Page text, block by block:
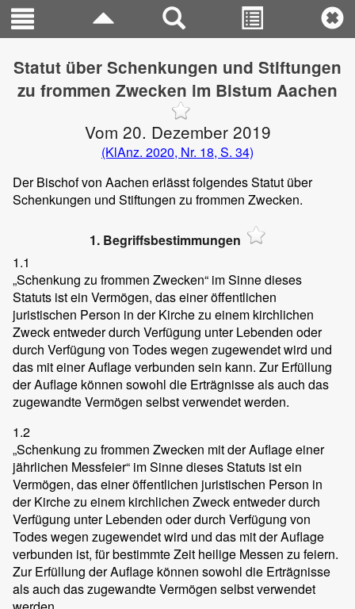
Statut über Schenkungen und Stiftungen
zu frommen Zwecken im Bistum Aachen
Vom 20. Dezember 2019
(KlAnz. 2020, Nr. 18, S. 34)
Der Bischof von Aachen erlässt folgendes Statut über
Schenkungen und Stiftungen zu frommen Zwecken.
1. Begriffsbestimmungen
1.1
„Schenkung zu frommen Zwecken“ im Sinne dieses
Statuts ist ein Vermögen, das einer öffentlichen
juristischen Person in der Kirche zu einem kirchlichen
Zweck entweder durch Verfügung unter Lebenden oder
durch Verfügung von Todes wegen zugewendet wird und
das mit einer Auflage verbunden sein kann. Zur Erfüllung
der Auflage können sowohl die Erträgnisse als auch das
zugewandte Vermögen selbst verwendet werden.
1.2
„Schenkung zu frommen Zwecken mit der Auflage einer
jährlichen Messfeier“ im Sinne dieses Statuts ist ein
Vermögen, das einer öffentlichen juristischen Person in
der Kirche zu einem kirchlichen Zweck entweder durch
Verfügung unter Lebenden oder durch Verfügung von
Todes wegen zugewendet wird und das mit der Auflage
verbunden ist, für bestimmte Zeit heilige Messen zu feiern.
Zur Erfüllung der Auflage können sowohl die Erträgnisse
als auch das zugewandte Vermögen selbst verwendet